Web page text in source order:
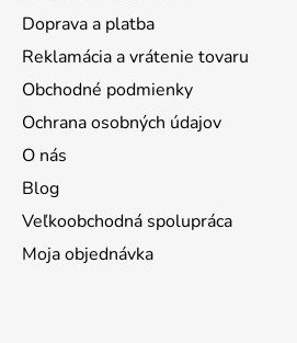
Doprava a platba
Reklamácia a vrátenie tovaru
Obchodné podmienky
Ochrana osobných údajov
O nás
Blog
Veľkoobchodná spolupráca
Moja objednávka